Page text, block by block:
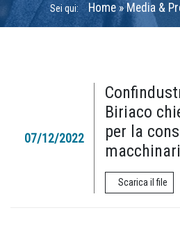
Sei qui: Home»Media &
07/12/2022
Biriaco
per la
Scarica il file